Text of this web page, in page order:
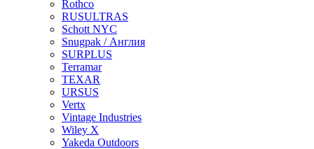
Rothco
RUSULTRAS
Schott NYC
Snugpak / Англия
SURPLUS
Terramar
TEXAR
URSUS
Vertx
Vintage Industries
Wiley X
Yakeda Outdoors